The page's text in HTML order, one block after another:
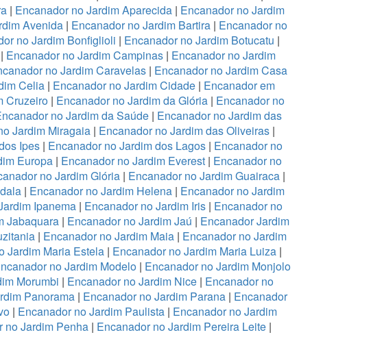
| Encanador no Jardim Aparecida | Encanador no Jardim
Avenida| Encanador no Jardim Bartira| Encanador no
no Jardim Bonfiglioli | Encanador no Jardim Botucatu |
Encanador no Jardim Campinas| Encanador no Jardim
no Jardim Caravelas | Encanador no Jardim Casa
Celia | Encanador no Jardim Cidade | Encanador em
Cruzeiro| Encanador no Jardim da Glória| Encanador no
no Jardim da Saúde| Encanador no Jardim das
Jardim Miragaia | Encanador no Jardim das Oliveiras |
Ipes | Encanador no Jardim dos Lagos | Encanador no
Europa | Encanador no Jardim Everest | Encanador no
no Jardim Glória| Encanador no Jardim Guairaca|
| Encanador no Jardim Helena | Encanador no Jardim
Ipanema| Encanador no Jardim Iris| Encanador no
Jabaquara| Encanador no Jardim Jaú | Encanador Jardim
| Encanador no Jardim Maia | Encanador no Jardim
Jardim Maria Estela | Encanador no Jardim Maria Luiza |
no Jardim Modelo| Encanador no Jardim Monjolo
Morumbi | Encanador no Jardim Nice| Encanador no
Panorama| Encanador no Jardim Parana| Encanador
| Encanador no Jardim Paulista | Encanador no Jardim
no Jardim Penha| Encanador no Jardim Pereira Leite|